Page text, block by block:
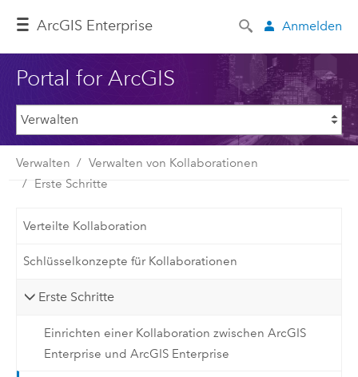
ArcGIS Enterprise Anmelden
Portal for ArcGIS
Verwalten
Verwalten von Kollaborationen
Erste Schritte
Verteilte Kollaboration
Schlüsselkonzepte für Kollaborationen
Erste Schritte
Einrichten einer Kollaboration zwischen ArcGIS
Enterprise und ArcGIS Enterprise